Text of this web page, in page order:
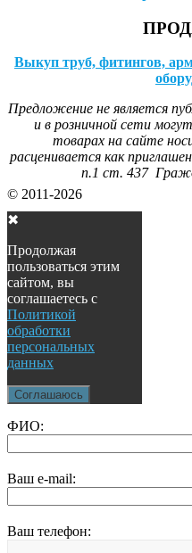
Выкуп труб, фитингов,
Предложение не является
и в розничной сети
товарах на сайте
расценивается как
п.1 ст. 437
© 2011-2026
✖
Продолжая
пользоваться этим
сайтом, вы
соглашаетесь с
Политикой
обработки
персональных
данных
Соглашаюсь
ФИО:
Ваш e-mail:
Ваш телефон: